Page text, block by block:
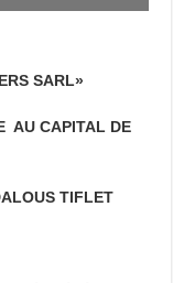
SARL»
AU CAPITAL DE
TIFLET